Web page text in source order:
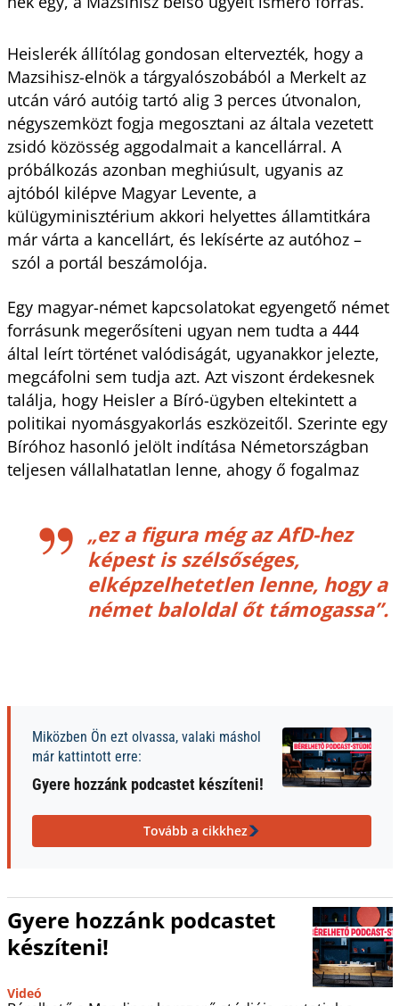
Heislerék állítólag gondosan eltervezték, hogy a
Mazsihisz-elnök a tárgyalószobából a Merkelt az
utcán váró autóig tartó alig 3 perces útvonalon,
négyszemközt fogja megosztani az általa vezetett
zsidó közösség aggodalmait a kancellárral. A
próbálkozás azonban meghiúsult, ugyanis az
ajtóból kilépve Magyar Levente, a
külügyminisztérium akkori helyettes államtitkára
már várta a kancellárt, és lekísérte az autóhoz –
szól a portál beszámolója.
Egy magyar-német kapcsolatokat egyengető német
forrásunk megerősíteni ugyan nem tudta a 444
által leírt történet valódiságát, ugyanakkor jelezte,
megcáfolni sem tudja azt. Azt viszont érdekesnek
találja, hogy Heisler a Bíró-ügyben eltekintett a
politikai nyomásgyakorlás eszközeitől. Szerinte egy
Bíróhoz hasonló jelölt indítása Németországban
teljesen vállalhatatlan lenne, ahogy ő fogalmaz
„ez a figura még az AfD-hez
képest is szélsőséges,
elképzelhetetlen lenne, hogy a
német baloldal őt támogassa”.
Miközben Ön ezt olvassa, valaki máshol
már kattintott erre:
Gyere hozzánk podcastet készíteni!
Tovább a cikkhez
Gyere hozzánk podcastet
készíteni!
Videó